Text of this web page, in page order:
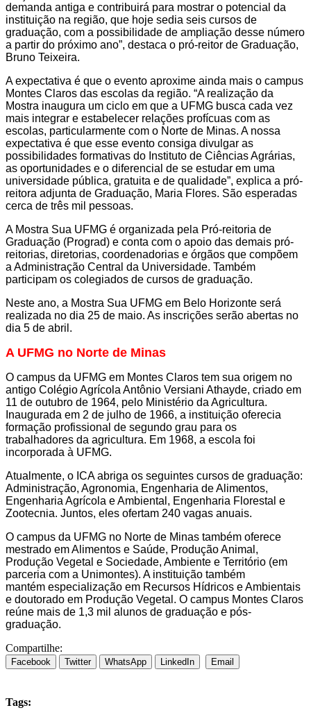
demanda antiga e contribuirá para mostrar o potencial da
instituição na região, que hoje sedia seis cursos de
graduação, com a possibilidade de ampliação desse número
a partir do próximo ano”, destaca o pró-reitor de Graduação,
Bruno Teixeira.
A expectativa é que o evento aproxime ainda mais o campus
Montes Claros das escolas da região. “A realização da
Mostra inaugura um ciclo em que a UFMG busca cada vez
mais integrar e estabelecer relações profícuas com as
escolas, particularmente com o Norte de Minas. A nossa
expectativa é que esse evento consiga divulgar as
possibilidades formativas do Instituto de Ciências Agrárias,
as oportunidades e o diferencial de se estudar em uma
universidade pública, gratuita e de qualidade”, explica a pró-
reitora adjunta de Graduação, Maria Flores. São esperadas
cerca de três mil pessoas.
A Mostra Sua UFMG é organizada pela Pró-reitoria de
Graduação (Prograd) e conta com o apoio das demais pró-
reitorias, diretorias, coordenadorias e órgãos que compõem
a Administração Central da Universidade. Também
participam os colegiados de cursos de graduação.
Neste ano, a Mostra Sua UFMG em Belo Horizonte será
realizada no dia 25 de maio. As inscrições serão abertas no
dia 5 de abril.
A UFMG no Norte de Minas
O campus da UFMG em Montes Claros tem sua origem no
antigo Colégio Agrícola Antônio Versiani Athayde, criado em
11 de outubro de 1964, pelo Ministério da Agricultura.
Inaugurada em 2 de julho de 1966, a instituição oferecia
formação profissional de segundo grau para os
trabalhadores da agricultura. Em 1968, a escola foi
incorporada à UFMG.
Atualmente, o ICA abriga os seguintes cursos de graduação:
Administração, Agronomia, Engenharia de Alimentos,
Engenharia Agrícola e Ambiental, Engenharia Florestal e
Zootecnia. Juntos, eles ofertam 240 vagas anuais.
O campus da UFMG no Norte de Minas também oferece
mestrado em Alimentos e Saúde, Produção Animal,
Produção Vegetal e Sociedade, Ambiente e Território (em
parceria com a Unimontes). A instituição também
mantém especialização em Recursos Hídricos e Ambientais
e doutorado em Produção Vegetal. O campus Montes Claros
reúne mais de 1,3 mil alunos de graduação e pós-
graduação.
Compartilhe:
Facebook Twitter WhatsApp LinkedIn Email
Tags: